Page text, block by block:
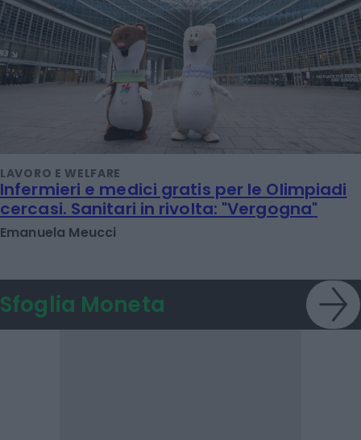
LAVORO E WELFARE
Infermieri e medici gratis per le Olimpiadi